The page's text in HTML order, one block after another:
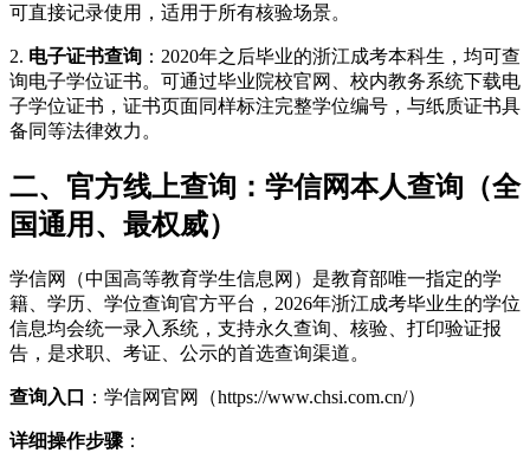
可直接记录使用，适用于所有核验场景。
2. 电子证书查询 ：2020年之后毕业的浙江成考本科生，均可查
询电子学位证书。可通过毕业院校官网、校内教务系统下载电
子学位证书，证书页面同样标注完整学位编号，与纸质证书具
备同等法律效力。
二、官方线上查询：学信网本人查询（全
国通用、最权威）
学信网（中国高等教育学生信息网）是教育部唯一指定的学
籍、学历、学位查询官方平台，2026年浙江成考毕业生的学位
信息均会统一录入系统，支持永久查询、核验、打印验证报
告，是求职、考证、公示的首选查询渠道。
查询入口 ：学信网官网（https://www.chsi.com.cn/）
详细操作步骤 ：